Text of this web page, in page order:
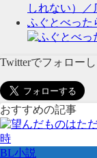
しれない）／
ふぐとべった
Twitterでフォローし
おすすめの記事
BL小説